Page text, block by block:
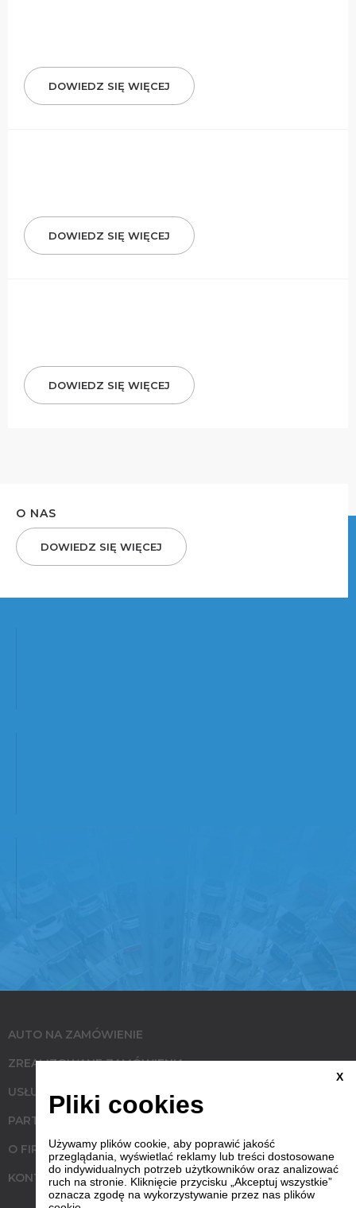
DOWIEDZ SIĘ WIĘCEJ
DOWIEDZ SIĘ WIĘCEJ
DOWIEDZ SIĘ WIĘCEJ
O NAS
DOWIEDZ SIĘ WIĘCEJ
AUTO NA ZAMÓWIENIE
ZREALIZOWANE ZAMÓWIENIA
USŁUGI
PARTNERZY
O FIRMIE
KONTAKT
X
Pliki cookies
Używamy plików cookie, aby poprawić jakość
przeglądania, wyświetlać reklamy lub treści dostosowane
do indywidualnych potrzeb użytkowników oraz analizować
ruch na stronie. Kliknięcie przycisku „Akceptuj wszystkie”
oznacza zgodę na wykorzystywanie przez nas plików